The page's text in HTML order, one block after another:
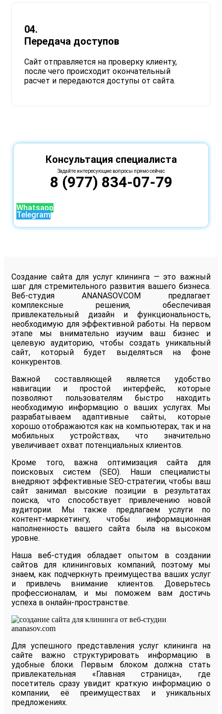
04.
Передача доступов
Сайт отправляется на проверку клиенту,
после чего происходит окончательный
расчет и передаются доступы от сайта.
Консультация специалиста
Задайте интересующие вопросы прямо сейчас
8 (977) 834-07-79
Whatsapp
Telegram
Создание сайта для услуг клининга — это важный
шаг для стремительного развития вашего бизнеса.
Веб-студия ANANASOV.COM предлагает
комплексные решения, обеспечивая
привлекательный дизайн и функциональность,
необходимую для эффективной работы. На первом
этапе мы внимательно изучим ваш бизнес и
целевую аудиторию, чтобы создать уникальный
сайт, который будет выделяться на фоне
конкурентов.
Важной составляющей является удобство
навигации и простой интерфейс, которые
позволяют пользователям быстро находить
необходимую информацию о ваших услугах. Мы
разрабатываем адаптивные сайты, которые
хорошо отображаются как на компьютерах, так и на
мобильных устройствах, что значительно
увеличивает охват потенциальных клиентов.
Кроме того, важна оптимизация сайта для
поисковых систем (SEO). Наши специалисты
внедряют эффективные SEO-стратегии, чтобы ваш
сайт занимал высокие позиции в результатах
поиска, что способствует привлечению новой
аудитории. Мы также предлагаем услуги по
контент-маркетингу, чтобы информационная
наполненность вашего сайта была на высоком
уровне.
Наша веб-студия обладает опытом в создании
сайтов для клининговых компаний, поэтому мы
знаем, как подчеркнуть преимущества ваших услуг
и привлечь внимание клиентов. Доверьтесь
профессионалам, и мы поможем вам достичь
успеха в онлайн-пространстве.
Для успешного представления услуг клининга на
сайте важно структурировать информацию в
удобные блоки. Первым блоком должна стать
привлекательная «Главная страница», где
посетитель сразу увидит краткую информацию о
компании, её преимуществах и уникальных
предложениях.